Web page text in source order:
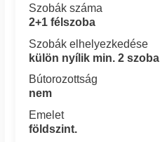
Szobák száma
2+1 félszoba
Szobák elhelyezkedése
külön nyílik min. 2 szoba
Bútorozottság
nem
Emelet
földszint.